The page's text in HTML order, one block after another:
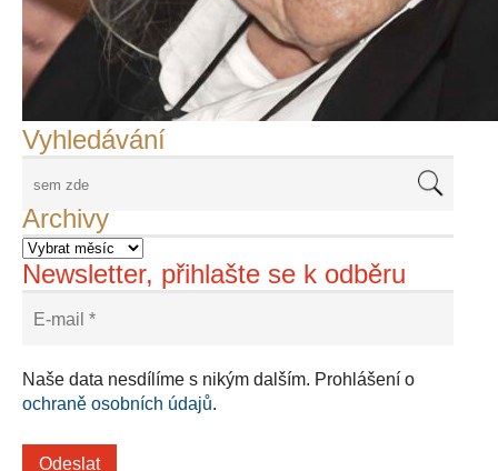
František Skála - film Veřejný prostor
Adriena Šimotová
Richard Štipl v Benátkách
Langweiluv model v Praze
Japanolog Petr Geisler, foto: Petr Šálek
©Frank Kortan,Yellow Shark, portrét Franka Zappy
Nové Svatovítské varhany
Vyhledávání
Archivy
Newsletter, přihlašte se k odběru
Naše data nesdílíme s nikým dalším. Prohlášení o
ochraně osobních údajů.